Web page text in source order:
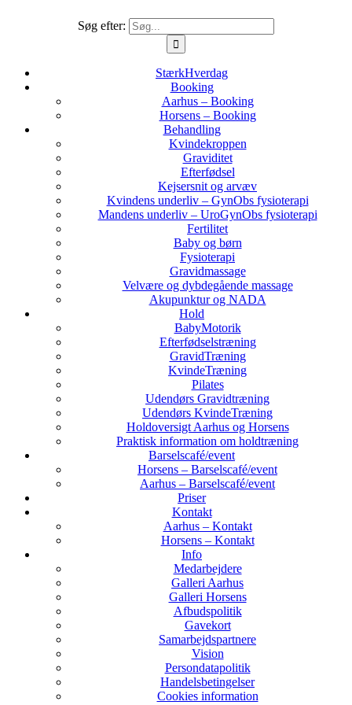
Søg efter:
StærkHverdag
Booking
Aarhus – Booking
Horsens – Booking
Behandling
Kvindekroppen
Graviditet
Efterfødsel
Kejsersnit og arvæv
Kvindens underliv – GynObs fysioterapi
Mandens underliv – UroGynObs fysioterapi
Fertilitet
Baby og børn
Fysioterapi
Gravidmassage
Velvære og dybdegående massage
Akupunktur og NADA
Hold
BabyMotorik
Efterfødselstræning
GravidTræning
KvindeTræning
Pilates
Udendørs Gravidtræning
Udendørs KvindeTræning
Holdoversigt Aarhus og Horsens
Praktisk information om holdtræning
Barselscafé/event
Horsens – Barselscafé/event
Aarhus – Barselscafé/event
Priser
Kontakt
Aarhus – Kontakt
Horsens – Kontakt
Info
Medarbejdere
Galleri Aarhus
Galleri Horsens
Afbudspolitik
Gavekort
Samarbejdspartnere
Vision
Persondatapolitik
Handelsbetingelser
Cookies information